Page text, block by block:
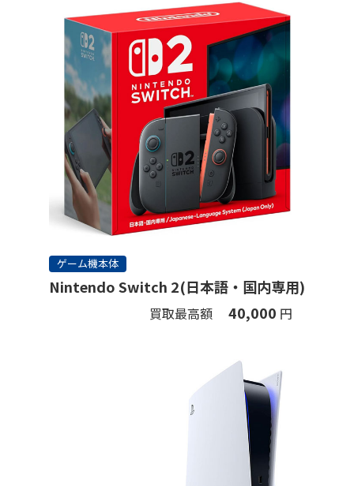
ゲーム機本体
Nintendo Switch 2(日本語・国内専用)
買取最高額 40,000 円